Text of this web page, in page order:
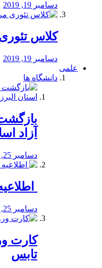
دسامبر 19, 2019
کلاس تئوری
دسامبر 19, 2019
علمی
دانشگاه ها
آزاد
دسامبر 25, 2019
دسامبر 25, 2019
کارت
تابس